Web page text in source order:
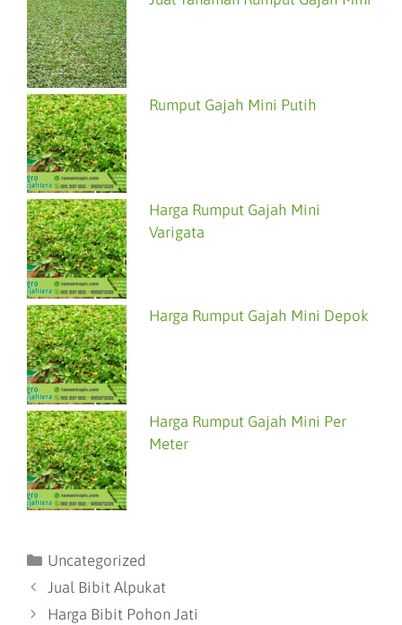
Rumput Gajah Mini Putih
Harga Rumput Gajah Mini
Varigata
Harga Rumput Gajah Mini Depok
Harga Rumput Gajah Mini Per
Meter
Uncategorized
Jual Bibit Alpukat
Harga Bibit Pohon Jati